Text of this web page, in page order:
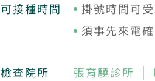
可接種時間
掛號時間可
須事先來電
檢查院所 張育驍診所